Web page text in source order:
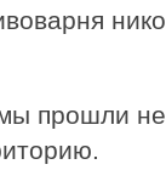
прошли